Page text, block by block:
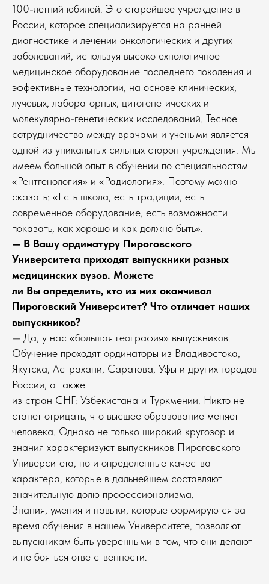
100-летний юбилей. Это старейшее учреждение в
России, которое специализируется на ранней
диагностике и лечении онкологических и других
заболеваний, используя высокотехнологичное
медицинское оборудование последнего поколения и
эффективные технологии, на основе клинических,
лучевых, лабораторных, цитогенетических и
молекулярно-генетических исследований. Тесное
сотрудничество между врачами и учеными является
одной из уникальных сильных сторон учреждения. Мы
имеем большой опыт в обучении по специальностям
«Рентгенология» и «Радиология». Поэтому можно
сказать: «Есть школа, есть традиции, есть
современное оборудование, есть возможности
показать, как хорошо и как должно быть».
— В Вашу ординатуру Пироговского
Университета приходят выпускники разных
медицинских вузов. Можете
ли Вы определить, кто из них оканчивал
Пироговский Университет? Что отличает наших
выпускников?
— Да, у нас «большая география» выпускников.
Обучение проходят ординаторы из Владивостока,
Якутска, Астрахани, Саратова, Уфы и других городов
России, а также
из стран СНГ: Узбекистана и Туркмении. Никто не
станет отрицать, что высшее образование меняет
человека. Однако не только широкий кругозор и
знания характеризуют выпускников Пироговского
Университета, но и определенные качества
характера, которые в дальнейшем составляют
значительную долю профессионализма.
Знания, умения и навыки, которые формируются за
время обучения в нашем Университете, позволяют
выпускникам быть уверенными в том, что они делают
и не бояться ответственности.